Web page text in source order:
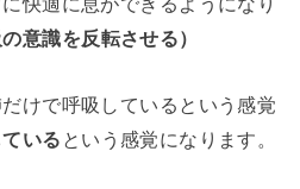
意識を反転させる）
けで呼吸しているという感覚
いる という感覚になります。